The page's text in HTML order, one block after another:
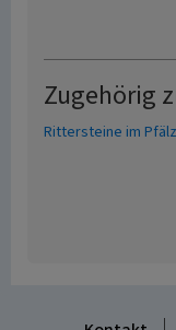
Zugehörig
Rittersteine im